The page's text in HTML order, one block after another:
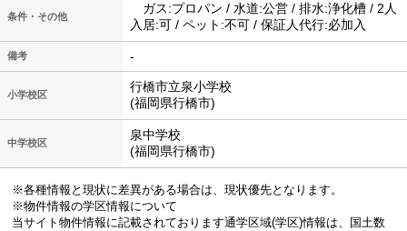
条件・その他
ガス:プロパン / 水道:公営 / 排水:浄化槽 / 2人
入居:可 / ペット:不可 / 保証人代行:必加入
備考 -
小学校区
行橋市立泉小学校
(福岡県行橋市)
中学校区
泉中学校
(福岡県行橋市)
※各種情報と現状に差異がある場合は、現状優先となります。
※物件情報の学区情報について
当サイト物件情報に記載されております通学区域(学区)情報は、国土数